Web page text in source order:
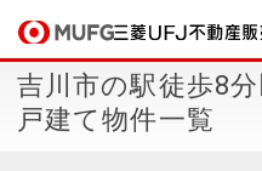
買いたい
吉川市の駅徒歩8
戸建て物件一覧